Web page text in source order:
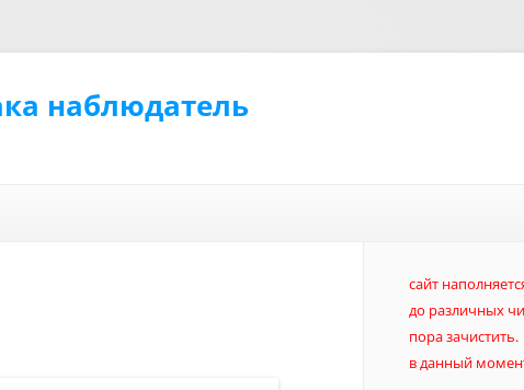
наблюдатель
сайт
до различных
пора зачистить.
в данный